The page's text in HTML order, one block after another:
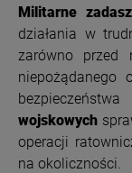
Militarne
działania w
zarówno przed
niepożądanego
wojskowych
operacji
na okoliczności.